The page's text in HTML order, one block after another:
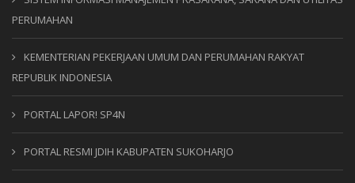
PERUMAHAN
KEMENTERIAN PEKERJAAN UMUM DAN PERUMAHAN RAKYAT
REPUBLIK INDONESIA
PORTAL LAPOR! SP4N
PORTAL RESMI JDIH KABUPATEN SUKOHARJO